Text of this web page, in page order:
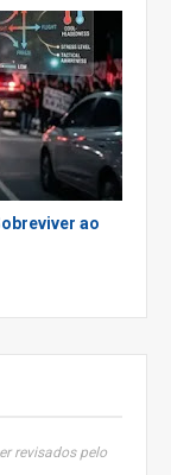
ao
revisados pelo